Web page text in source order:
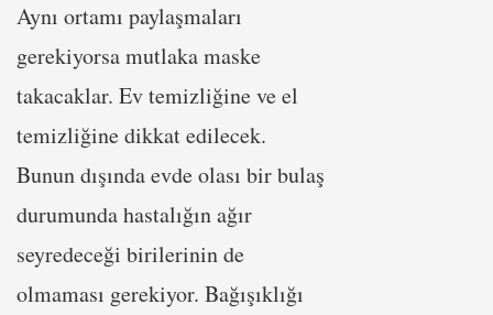
Aynı ortamı paylaşmaları
gerekiyorsa mutlaka maske
takacaklar. Ev temizliğine ve el
temizliğine dikkat edilecek.
Bunun dışında evde olası bir bulaş
durumunda hastalığın ağır
seyredeceği birilerinin de
olmaması gerekiyor. Bağışıklığı